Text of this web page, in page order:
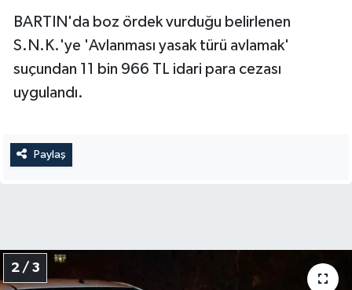
BARTIN'da boz ördek vurduğu belirlenen
S.N.K.'ye 'Avlanması yasak türü avlamak'
suçundan 11 bin 966 TL idari para cezası
uygulandı.
Paylaş
2 / 3